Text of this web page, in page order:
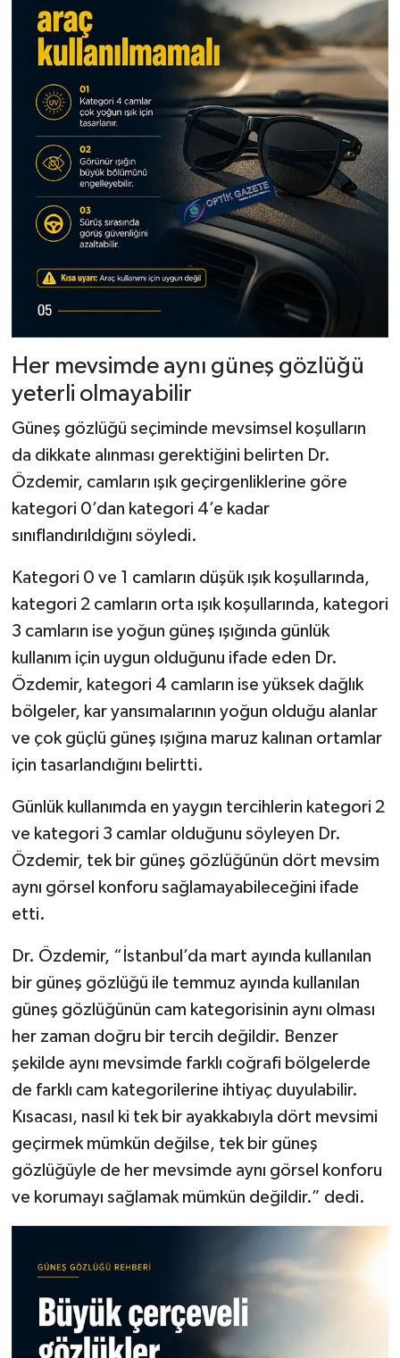
Her mevsimde aynı güneş gözlüğü
yeterli olmayabilir
Güneş gözlüğü seçiminde mevsimsel koşulların
da dikkate alınması gerektiğini belirten Dr.
Özdemir, camların ışık geçirgenliklerine göre
kategori 0’dan kategori 4’e kadar
sınıflandırıldığını söyledi.
Kategori 0 ve 1 camların düşük ışık koşullarında,
kategori 2 camların orta ışık koşullarında, kategori
3 camların ise yoğun güneş ışığında günlük
kullanım için uygun olduğunu ifade eden Dr.
Özdemir, kategori 4 camların ise yüksek dağlık
bölgeler, kar yansımalarının yoğun olduğu alanlar
ve çok güçlü güneş ışığına maruz kalınan ortamlar
için tasarlandığını belirtti.
Günlük kullanımda en yaygın tercihlerin kategori 2
ve kategori 3 camlar olduğunu söyleyen Dr.
Özdemir, tek bir güneş gözlüğünün dört mevsim
aynı görsel konforu sağlamayabileceğini ifade
etti.
Dr. Özdemir, “İstanbul’da mart ayında kullanılan
bir güneş gözlüğü ile temmuz ayında kullanılan
güneş gözlüğünün cam kategorisinin aynı olması
her zaman doğru bir tercih değildir. Benzer
şekilde aynı mevsimde farklı coğrafi bölgelerde
de farklı cam kategorilerine ihtiyaç duyulabilir.
Kısacası, nasıl ki tek bir ayakkabıyla dört mevsimi
geçirmek mümkün değilse, tek bir güneş
gözlüğüyle de her mevsimde aynı görsel konforu
ve korumayı sağlamak mümkün değildir.” dedi.